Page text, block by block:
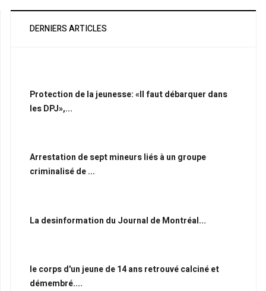
DERNIERS ARTICLES
Protection de la jeunesse: «Il faut débarquer dans
les DPJ»,...
Arrestation de sept mineurs liés à un groupe
criminalisé de ...
La desinformation du Journal de Montréal...
le corps d'un jeune de 14 ans retrouvé calciné et
démembré....